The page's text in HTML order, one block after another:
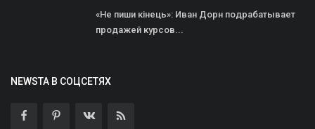
«Не пиши кінець»: Иван Дорн подрабатывает
продажей курсов...
NEWSTA В СОЦСЕТЯХ